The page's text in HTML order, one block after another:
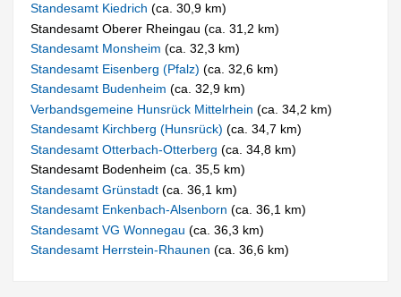
Standesamt Kiedrich(ca. 30,9 km)
Standesamt Oberer Rheingau (ca. 31,2 km)
Standesamt Monsheim(ca. 32,3 km)
Standesamt Eisenberg (Pfalz)(ca. 32,6 km)
Standesamt Budenheim(ca. 32,9 km)
Verbandsgemeine Hunsrück Mittelrhein(ca. 34,2 km)
Standesamt Kirchberg (Hunsrück)(ca. 34,7 km)
Standesamt Otterbach-Otterberg(ca. 34,8 km)
Standesamt Bodenheim (ca. 35,5 km)
Standesamt Grünstadt(ca. 36,1 km)
Standesamt Enkenbach-Alsenborn(ca. 36,1 km)
Standesamt VG Wonnegau(ca. 36,3 km)
Standesamt Herrstein-Rhaunen(ca. 36,6 km)